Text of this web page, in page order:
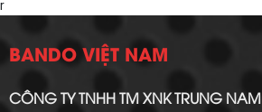
r
BANDO VIỆT NAM
CÔNG TY TNHH TM XNK TRUNG NAM